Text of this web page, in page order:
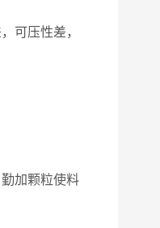
可压性差，
加颗粒使料